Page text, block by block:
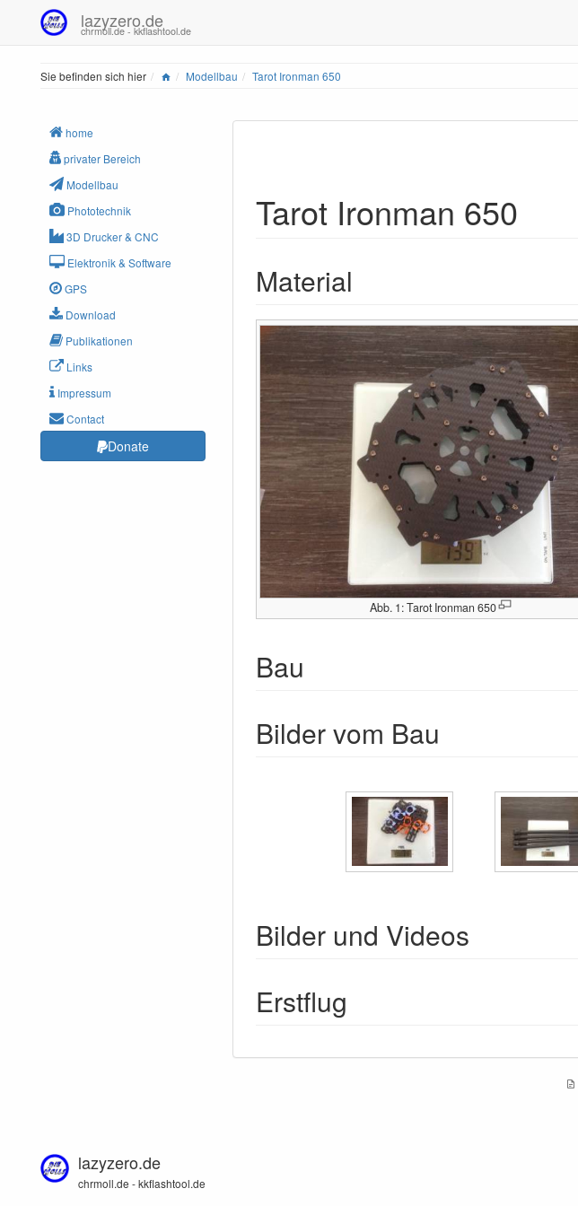
lazyzero.de
chrmoll.de - kkflashtool.de
Sie befinden sich hier HomeModellbau Tarot Ironman 650
home
privater Bereich
Modellbau
Phototechnik
3D Drucker & CNC
Elektronik & Software
GPS
Download
Publikationen
Links
Impressum
Contact
Donate
Tarot Ironman 650
Material
Abb. 1: Tarot Ironman 650
Bau
Bilder vom Bau
Bilder und Videos
Erstflug
lazyzero.de
chrmoll.de - kkflashtool.de